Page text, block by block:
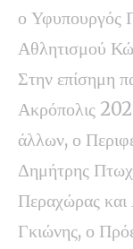
ο Υφυπουργός
Αθλητισμού
Στην επίσημη
Ακρόπολις
άλλων, ο
Δημήτρης
Περαχώρας
Γκιώνης, ο